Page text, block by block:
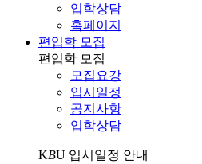
입학상담
홈페이지
편입학 모집
편입학 모집
모집요강
입시일정
공지사항
입학상담
KBU 입시일정 안내